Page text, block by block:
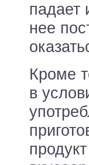
падает
нее
Кроме
в